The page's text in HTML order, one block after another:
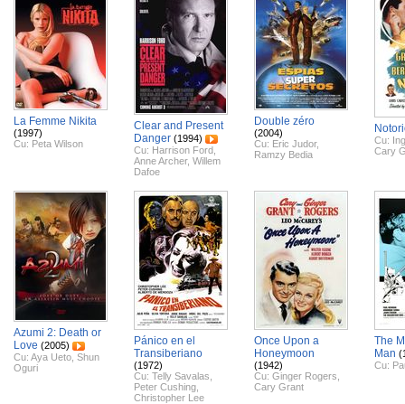
La Femme Nikita
(1997)
Cu: Peta Wilson
Clear and Present
Danger (1994)
Cu: Harrison Ford
Anne Archer, Willem
Dafoe
Double zéro
(2004)
Cu: Eric Judor,
Ramzy Bedia
Cu:
Cary
Azumi 2: Death or
Love (2005)
Cu: Aya Ueto Shun
Oguri
Pánico en el
Transiberiano
(1972)
Cu: Telly Savalas
Peter Cushing
Christopher Lee
Once Upon a
Honeymoon
(1942)
Cu: Ginger Rogers
Cary Grant
The
Man
Cu: